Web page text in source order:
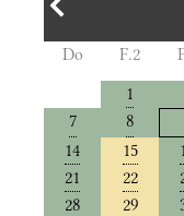
Do F.2
1
7
8
14
15
21
22
28
29